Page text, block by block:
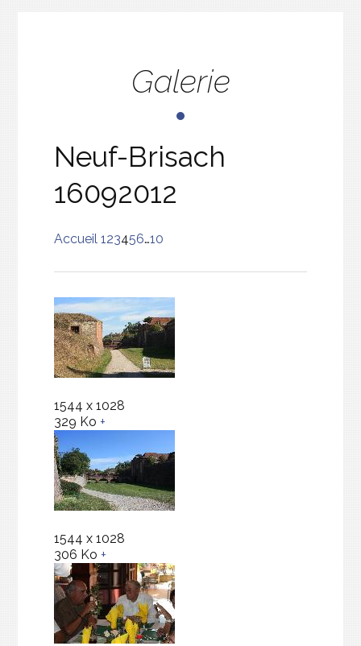
Galerie
Neuf-Brisach
16092012
Accueil 123456…10
1544 x 1028
329 Ko +
1544 x 1028
306 Ko +